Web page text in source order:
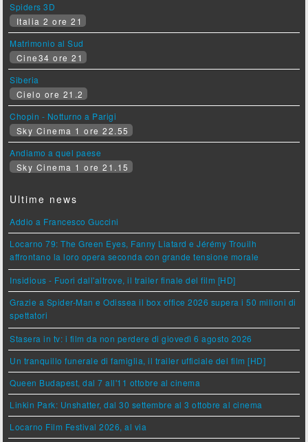
Spiders 3D
Italia 2 ore 21
Matrimonio al Sud
Cine34 ore 21
Siberia
Cielo ore 21.2
Chopin - Notturno a Parigi
Sky Cinema 1 ore 22.55
Andiamo a quel paese
Sky Cinema 1 ore 21.15
Ultime news
Addio a Francesco Guccini
Locarno 79: The Green Eyes, Fanny Liatard e Jérémy Trouilh
affrontano la loro opera seconda con grande tensione morale
Insidious - Fuori dall'altrove, il trailer finale del film [HD]
Grazie a Spider-Man e Odissea il box office 2026 supera i 50 milioni di
spettatori
Stasera in tv: i film da non perdere di giovedì 6 agosto 2026
Un tranquillo funerale di famiglia, il trailer ufficiale del film [HD]
Queen Budapest, dal 7 all'11 ottobre al cinema
Linkin Park: Unshatter, dal 30 settembre al 3 ottobre al cinema
Locarno Film Festival 2026, al via